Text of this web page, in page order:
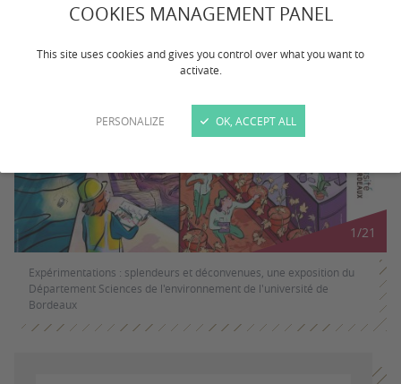
COOKIES MANAGEMENT PANEL
This site uses cookies and gives you control over what you want to
activate.
PERSONALIZE OK, ACCEPT ALL
Expérimentations : splendeurs et déconvenues, une exposition du
Département Sciences de l'environnement de l'université de
Bordeaux
1/21